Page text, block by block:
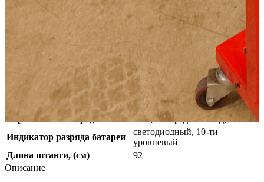
Рабочее напряжение, (В)
Вес мотора, кг
Вес лодки, кг
1300
Тяговое усилие, (кг)
37,8
Регулировка угла наклона
10 положений
Ручка управления
телескопическая (удлинение
на 16 см)
Тип запуска
ручной
Переключение передач
F-R (5 вперед / 3 назад)
Индикатор разряда батареи
светодиодный, 10-ти
уровневый
Длина штанги, (см)
92
Описание